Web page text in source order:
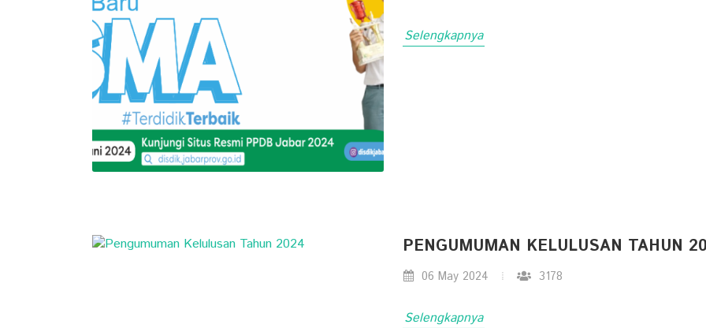
Selengkapnya
PENGUMUMAN KELULUSAN TAHUN
06 May 2024 3178
Selengkapnya